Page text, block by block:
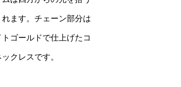
ます。チェーン部分は
ゴールドで仕上げたコ
クレスです。